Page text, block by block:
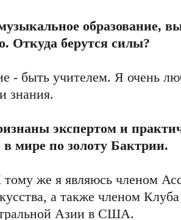
образование,
Откуда берутся силы?
- быть учителем. Я очень
знания.
экспертом и
в мире по золоту Бактрии.
же я являюсь членом
а также членом
Азии в США.